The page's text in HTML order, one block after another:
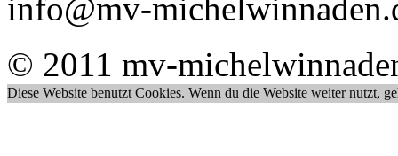
info@mv-
© 2011 mv-
Diese Website benutzt Cookies. Wenn du die Website weiter nutzt,